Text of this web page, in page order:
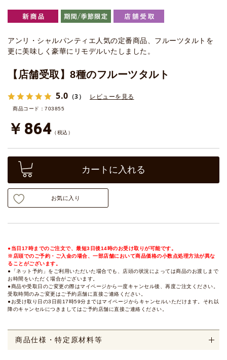
アンリ・シャルパンティエ人気の定番商品、フルーツタルトを
更に美味しく豪華にリモデルいたしました。
【店舗受取】8種のフルーツタルト
5.0 （3） レビューを見る
商品コード：703855
￥864 （税込）
カートに入れる
お気に入り
●当日17時までのご注文で、最短3日後14時のお受け取りが可能です。
※店頭でのご予約・ご入金の場合、一部店舗において商品価格の小数点処理方法が異な
ることがございます。
●「ネット予約」をご利用いただいた場合でも、店頭の状況によっては商品のお渡しまで
お時間をいただく場合がございます。
●商品や受取日のご変更の際はマイページから一度キャンセル後、再度ご注文ください。
受取時間のみご変更はご予約店舗に直接ご連絡ください。
●お受け取り日の3日前17時59分まではマイページからキャンセルいただけます。それ以
降のキャンセルにつきましてはご予約店舗に直接ご連絡ください。
商品仕様・特定原材料等